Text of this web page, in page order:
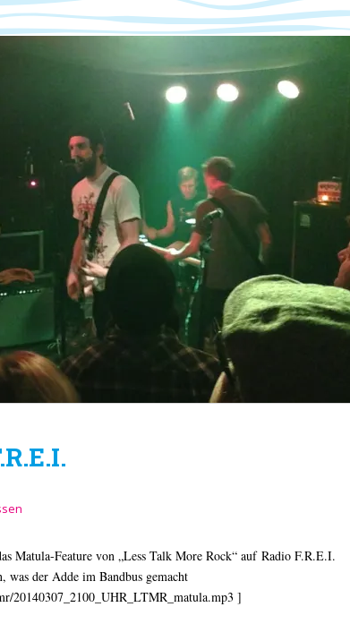
Matula-Feature von „Less Talk More Rock“ auf Radio F.R.E.I.
der Adde im Bandbus gemacht
]